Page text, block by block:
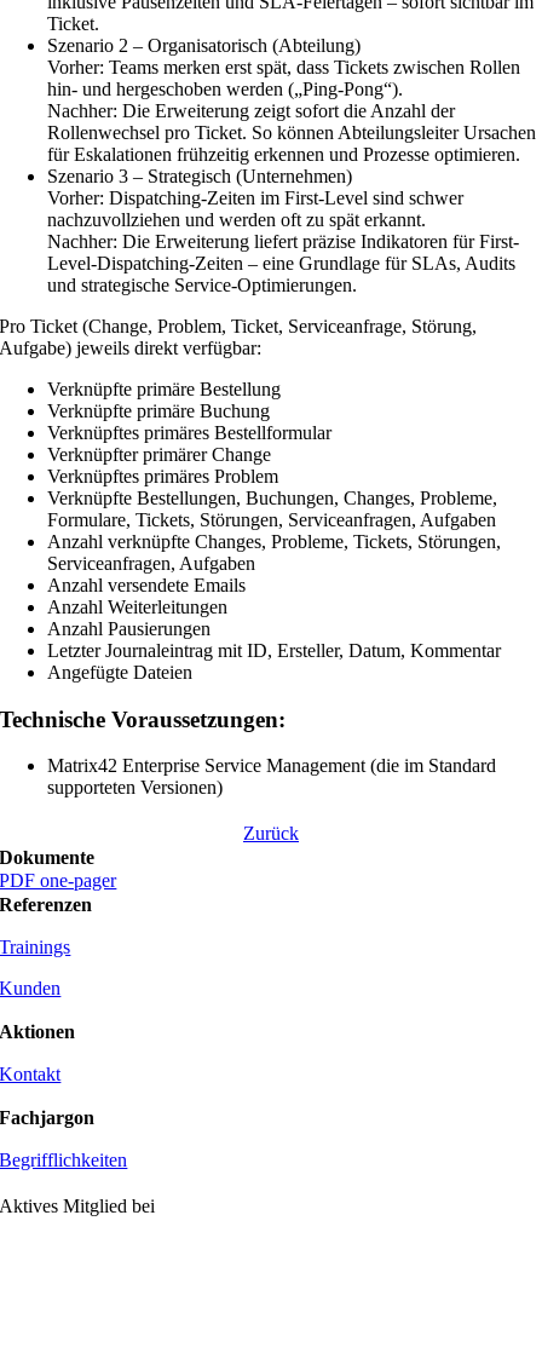
Ticket.
Szenario 2 – Organisatorisch (Abteilung)
Vorher: Teams merken erst spät, dass Tickets zwischen Rollen
hin- und hergeschoben werden („Ping-Pong“).
Nachher: Die Erweiterung zeigt sofort die Anzahl der
Rollenwechsel pro Ticket. So können Abteilungsleiter Ursachen
für Eskalationen frühzeitig erkennen und Prozesse optimieren.
Szenario 3 – Strategisch (Unternehmen)
Vorher: Dispatching-Zeiten im First-Level sind schwer
nachzuvollziehen und werden oft zu spät erkannt.
Nachher: Die Erweiterung liefert präzise Indikatoren für First-
Level-Dispatching-Zeiten – eine Grundlage für SLAs, Audits
und strategische Service-Optimierungen.
Pro Ticket (Change, Problem, Ticket, Serviceanfrage, Störung,
Aufgabe) jeweils direkt verfügbar:
Verknüpfte primäre Bestellung
Verknüpfte primäre Buchung
Verknüpftes primäres Bestellformular
Verknüpfter primärer Change
Verknüpftes primäres Problem
Verknüpfte Bestellungen, Buchungen, Changes, Probleme,
Formulare, Tickets, Störungen, Serviceanfragen, Aufgaben
Anzahl verknüpfte Changes, Probleme, Tickets, Störungen,
Serviceanfragen, Aufgaben
Anzahl versendete Emails
Anzahl Weiterleitungen
Anzahl Pausierungen
Letzter Journaleintrag mit ID, Ersteller, Datum, Kommentar
Angefügte Dateien
Technische Voraussetzungen:
Matrix42 Enterprise Service Management (die im Standard
supporteten Versionen)
Zurück
Dokumente
PDF one-pager
Referenzen
Trainings
Kunden
Aktionen
Kontakt
Fachjargon
Begrifflichkeiten
Aktives Mitglied bei